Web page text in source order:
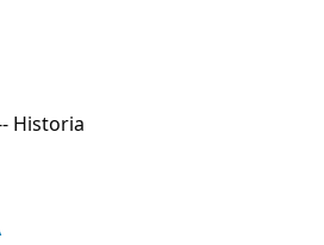
Historia